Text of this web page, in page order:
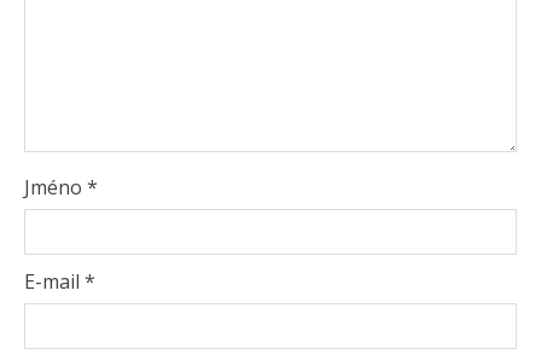
Jméno *
E-mail *